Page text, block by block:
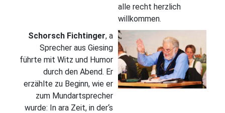
alle recht herzlich
willkommen.
Schorsch Fichtinger, a
Sprecher aus Giesing
führte mit Witz und Humor
durch den Abend. Er
erzählte zu Beginn, wie er
zum Mundartsprecher
wurde: In ara Zeit, in der‘s